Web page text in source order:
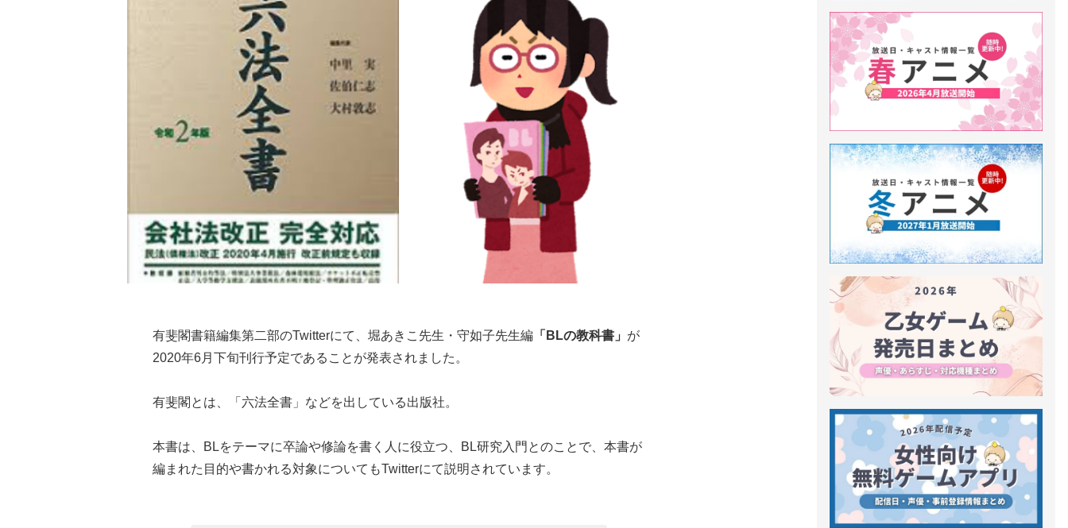
有斐閣書籍編集第二部のTwitterにて、堀あきこ先生・守如子先生編 「BLの教科書」 が
2020年6月下旬刊行予定であることが発表されました。
有斐閣とは、「六法全書」などを出している出版社。
本書は、BLをテーマに卒論や修論を書く人に役立つ、BL研究入門とのことで、本書が
編まれた目的や書かれる対象についてもTwitterにて説明されています。